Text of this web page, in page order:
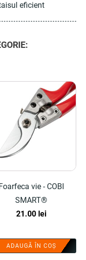
eficient
vie - COBI
SMART®
21.00 lei
ADAUGĂ ÎN COȘ